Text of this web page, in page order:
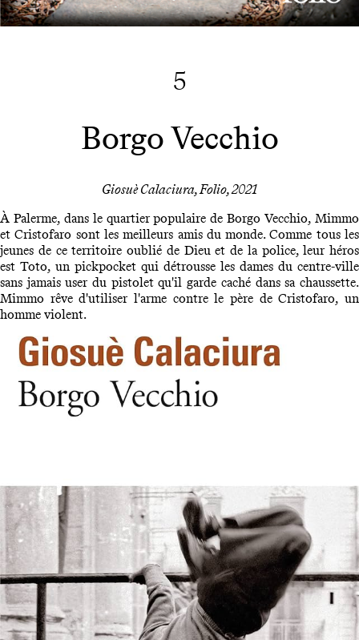
5
Borgo Vecchio
Giosuè Calaciura, Folio, 2021
À Palerme, dans le quartier populaire de Borgo Vecchio, Mimmo
et Cristofaro sont les meilleurs amis du monde. Comme tous les
jeunes de ce territoire oublié de Dieu et de la police, leur héros
est Toto, un pickpocket qui détrousse les dames du centre-ville
sans jamais user du pistolet qu'il garde caché dans sa chaussette.
Mimmo rêve d'utiliser l'arme contre le père de Cristofaro, un
homme violent.